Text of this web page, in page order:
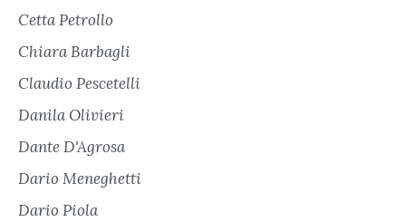
Cetta Petrollo
Chiara Barbagli
Claudio Pescetelli
Danila Olivieri
Dante D'Agrosa
Dario Meneghetti
Dario Piola